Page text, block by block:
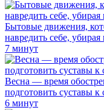
Бытовые движения,
навредить себе, убирая
7 минут
Весна — время
подготовить суставы к
6 минут